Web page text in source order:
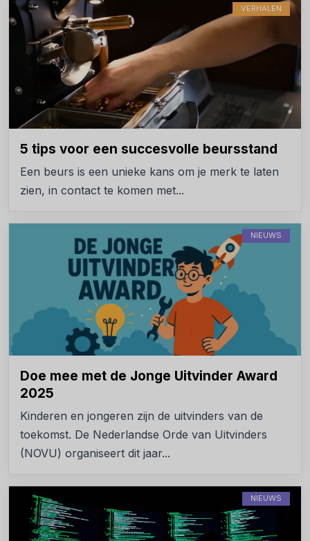
VERHALEN
5 tips voor een succesvolle beursstand
Een beurs is een unieke kans om je merk te laten
zien, in contact te komen met...
NIEUWS
Doe mee met de Jonge Uitvinder Award
2025
Kinderen en jongeren zijn de uitvinders van de
toekomst. De Nederlandse Orde van Uitvinders
(NOVU) organiseert dit jaar...
NIEUWS